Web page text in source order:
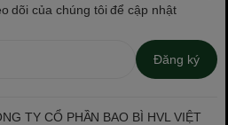
dõi của chúng tôi để cập nhật
Đăng ký
TY CỔ PHẦN BAO BÌ HVL VIỆT